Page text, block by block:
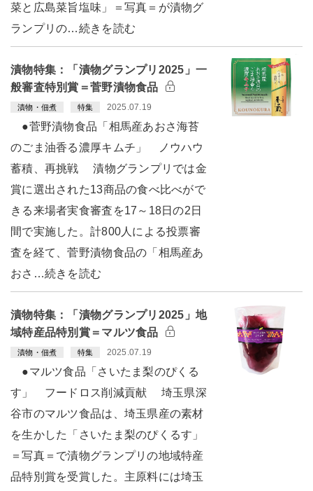
菜と広島菜旨塩味」＝写真＝が漬物グ
ランプリの…続きを読む
漬物特集：「漬物グランプリ2025」一
般審査特別賞＝菅野漬物食品
漬物・佃煮 特集 2025.07.19
●菅野漬物食品「相馬産あおさ海苔
のごま油香る濃厚キムチ」 ノウハウ
蓄積、再挑戦 漬物グランプリでは金
賞に選出された13商品の食べ比べがで
きる来場者実食審査を17～18日の2日
間で実施した。計800人による投票審
査を経て、菅野漬物食品の「相馬産あ
おさ…続きを読む
漬物特集：「漬物グランプリ2025」地
域特産品特別賞＝マルツ食品
漬物・佃煮 特集 2025.07.19
●マルツ食品「さいたま梨のぴくる
す」 フードロス削減貢献 埼玉県深
谷市のマルツ食品は、埼玉県産の素材
を生かした「さいたま梨のぴくるす」
＝写真＝で漬物グランプリの地域特産
品特別賞を受賞した。主原料には埼玉